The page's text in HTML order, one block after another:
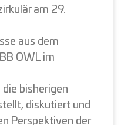
am 29.
aus dem
OWL im
bisherigen
diskutiert und
Perspektiven der